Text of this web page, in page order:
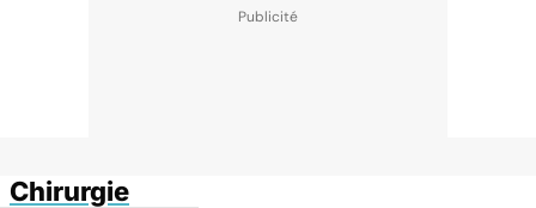
Chirurgie